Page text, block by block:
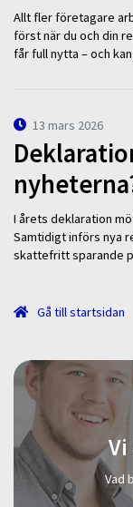
Allt fler företagare
först när du och din
får full nytta – och
13 mars 2026
I årets deklaration
Samtidigt införs nya
skattefritt sparande
Gå till startsidan
Vad